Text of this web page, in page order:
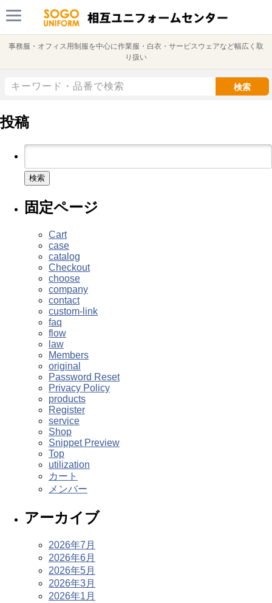
事務服・オフィス用制服を中心に作業服・白衣・サービスウェアなど幅広く取
り扱い
検索
投稿
検
固定ページ
Cart
case
catalog
Checkout
choose
company
contact
custom-link
faq
flow
law
Members
original
Password Reset
Privacy Policy
products
Register
service
Shop
Snippet Preview
Top
utilization
カート
メンバー
アーカイブ
2026年7月
2026年6月
2026年5月
2026年3月
2026年1月